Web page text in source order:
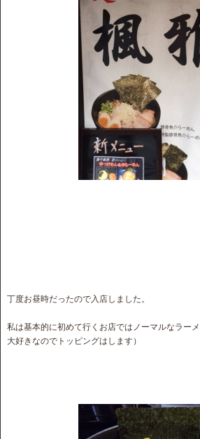
丁度お昼時だったので入店しました。
私は基本的に初めて行くお店ではノーマルなラー
大好きなのでトッピングはします）